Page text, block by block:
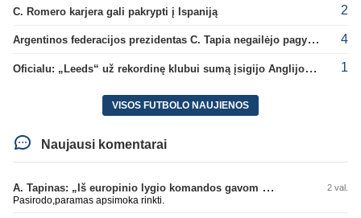
C. Romero karjera gali pakrypti į Ispaniją 2
Argentinos federacijos prezidentas C. Tapia negailėjo pagyrų G. Infantino 4
Oficialu: „Leeds“ už rekordinę klubui sumą įsigijo Anglijos rinktinės vartininką 1
VISOS FUTBOLO NAUJIENOS
Naujausi komentarai
A. Tapinas: „Iš europinio lygio komandos gavom gerų pamokų“ 2 val.
Pasirodo,paramas apsimoka rinkti.